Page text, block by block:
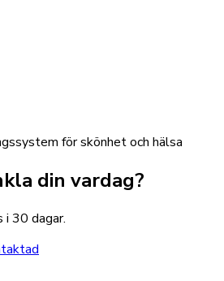
för skönhet och hälsa
din vardag?
30 dagar.